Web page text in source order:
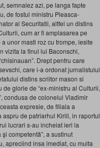
semnalez azi, pe langa fapte
de fostul ministru Pleasca-
al Securitatii, altfel un distins
cum ar fi amplasarea pe
unor masti roz cu trompe, iesite
vizita la finul lui Baconschi,
Drept pentru care
care i-a ordonat jurnalistului
distins scriitor mason si
glorie de “ex-ministru al Culturii,
condusa de colonelul Vladimir
expresie, de filiala a
aspru de patriarhul Kirill, in raportul
lucrari s-au incheiat ieri la
competentă”, a sustinut
apreciind insa imediat, cu multa